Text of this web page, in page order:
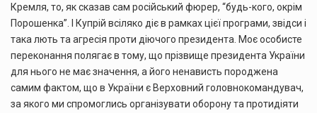
Кремля, то, як сказав сам російський фюрер, “будь-кого, окрім
Порошенка”. І Купрій всіляко діє в рамках цієї програми, звідси і
така лють та агресія проти діючого президента. Моє особисте
переконання полягає в тому, що прізвище президента України
для нього не має значення, а його ненависть породжена
самим фактом, що в України є Верховний головнокомандувач,
за якого ми спромоглись організувати оборону та протидіяти